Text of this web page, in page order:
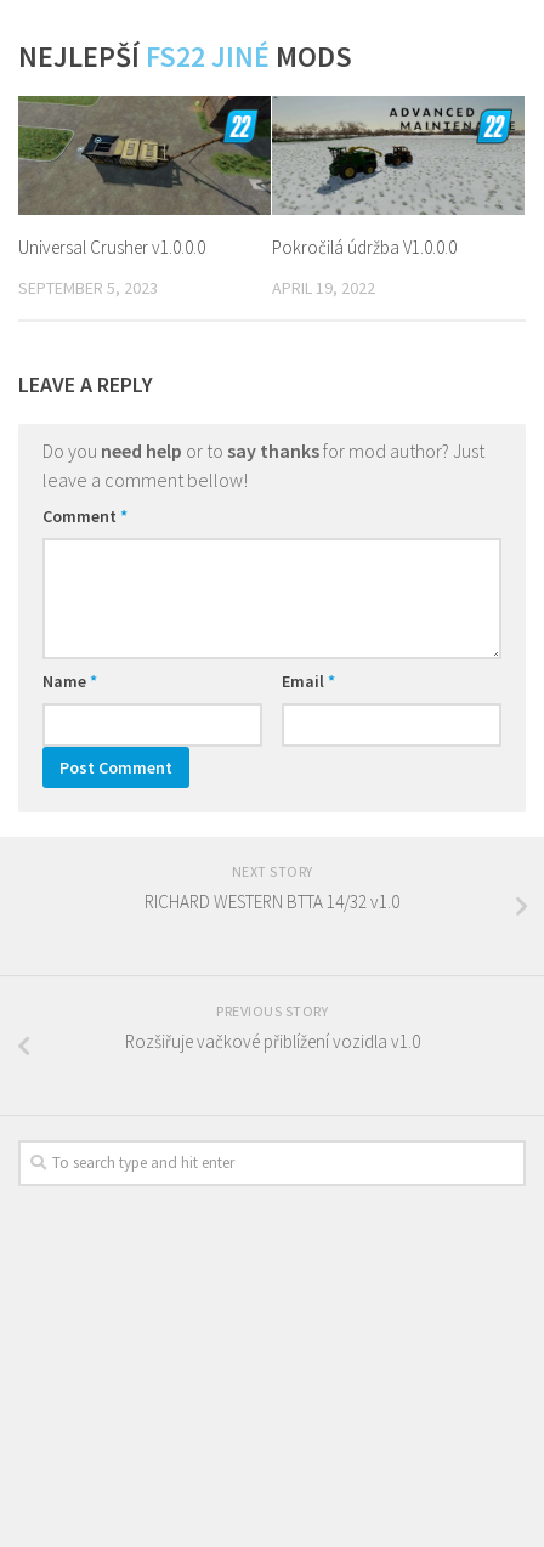
NEJLEPŠÍ FS22 JINÉ MODS
Universal Crusher v1.0.0.0
SEPTEMBER 5, 2023
Pokročilá údržba V1.0.0.0
APRIL 19, 2022
LEAVE A REPLY
Do you need help or to say thanksfor mod author? Just
leave a comment bellow!
Comment *
Name* Email*
NEXT STORY
RICHARD WESTERN BTTA 14/32 v1.0
PREVIOUS STORY
Rozšiřuje vačkové přiblížení vozidla v1.0